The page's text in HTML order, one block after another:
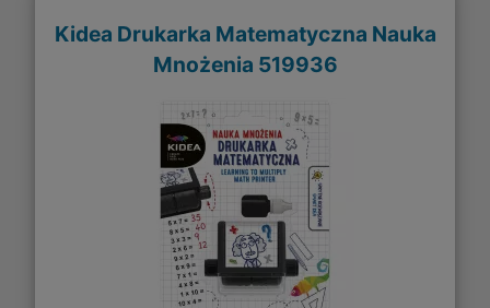
Kidea Drukarka Matematyczna Nauka
Mnożenia 519936